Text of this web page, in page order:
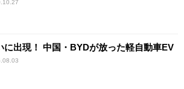
に出現！ 中国・BYDが放った軽自動車EV